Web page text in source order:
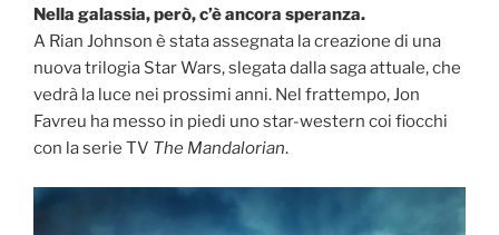
Nella galassia, però, c’è ancora speranza.
A Rian Johnson è stata assegnata la creazione di una
nuova trilogia Star Wars, slegata dalla saga attuale, che
vedrà la luce nei prossimi anni. Nel frattempo, Jon
Favreu ha messo in piedi uno star-western coi fiocchi
con la serie TV The Mandalorian.